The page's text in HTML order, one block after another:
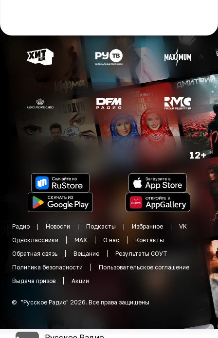
12+
Радио Новости Подкасты Избранное
VK
Одноклассники
MAX О нас
Контакты
Обратная связь
Вещание
Результаты СОУТ
Политика безопасности
Пользовательское соглашение
Выдача призов
Акции
© "Русское Радио" 2026. Все права защищены